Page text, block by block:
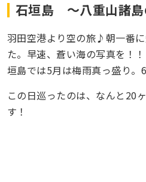
石垣島 ～八重山諸島
羽田空港より空の旅♪朝一番
た。早速、蒼い海の写真を！
垣島では5月は梅雨真っ盛り。
この日巡ったのは、なんと20
す！